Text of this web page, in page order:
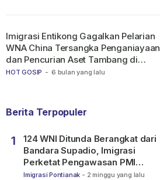
HOT GOSIP - 6 bulan yang lalu
Imigrasi Entikong Gagalkan Pelarian
WNA China Tersangka Penganiayaan
dan Pencurian Aset Tambang di
Ketapang
Berita Terpopuler
1
124 WNI Ditunda Berangkat dari
Bandara Supadio, Imigrasi
Perketat Pengawasan PMI
Nonprosedural
Imigrasi Pontianak - 2 minggu yang lalu